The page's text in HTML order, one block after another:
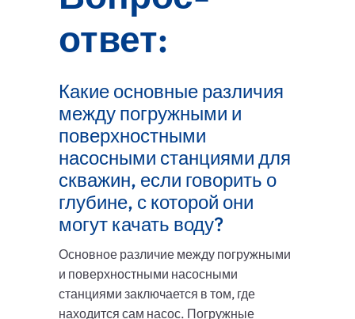
ответ:
Какие основные различия
между погружными и
поверхностными
насосными станциями для
скважин, если говорить о
глубине, с которой они
могут качать воду?
Основное различие между погружными
и поверхностными насосными
станциями заключается в том, где
находится сам насос. Погружные